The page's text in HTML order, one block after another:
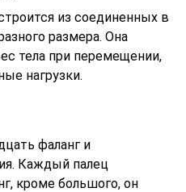
из соединенных в
размера. Она
тела при перемещении,
нагрузки.
фаланг и
Каждый палец
кроме большого, он